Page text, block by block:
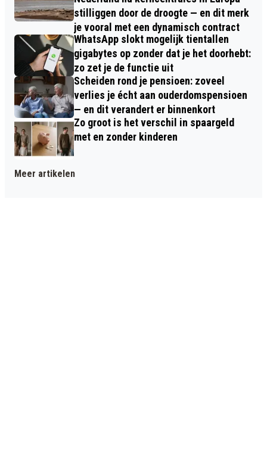
stilliggen door de droogte — en dit merk
je vooral met een dynamisch contract
WhatsApp slokt mogelijk tientallen
gigabytes op zonder dat je het doorhebt:
zo zet je de functie uit
Scheiden rond je pensioen: zoveel
verlies je écht aan ouderdomspensioen
— en dit verandert er binnenkort
Zo groot is het verschil in spaargeld
met en zonder kinderen
Meer artikelen